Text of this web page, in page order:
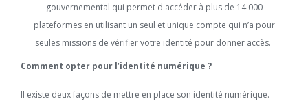
gouvernemental qui permet d'accéder à plus de 14 000
plateformes en utilisant un seul et unique compte qui n’a pour
seules missions de vérifier votre identité pour donner accès.
Comment opter pour l’identité numérique ?
Il existe deux façons de mettre en place son identité numérique.